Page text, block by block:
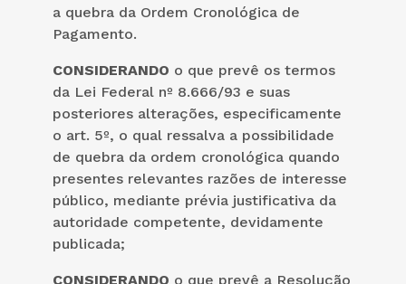
a quebra da Ordem Cronológica de
Pagamento.
CONSIDERANDO o que prevê os termos
da Lei Federal nº 8.666/93 e suas
posteriores alterações, especificamente
o art. 5º, o qual ressalva a possibilidade
de quebra da ordem cronológica quando
presentes relevantes razões de interesse
público, mediante prévia justificativa da
autoridade competente, devidamente
publicada;
CONSIDERANDO o que prevê a Resolução